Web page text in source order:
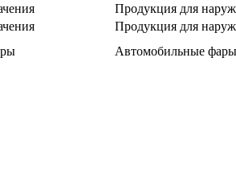
Продукция для
Продукция для
Автомобильные фары